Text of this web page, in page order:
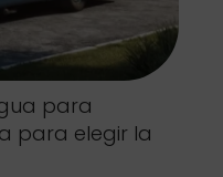
para
para elegir la